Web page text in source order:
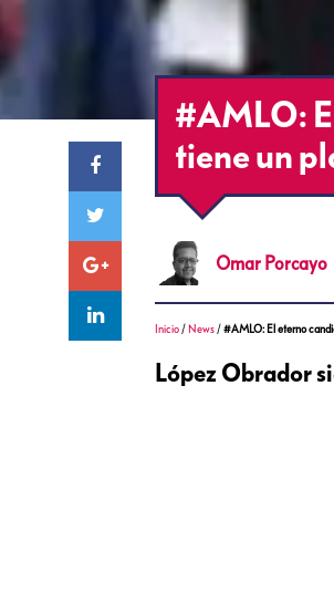
#AMLO:
tiene un
Omar Porcayo
Inicio / News /#AMLO: El eterno
López Obrador